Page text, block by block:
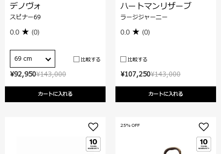
¥143,000
¥92,950
カートに入れる
デノヴォ
スピナー69
0.0 (0)
69 cm 比較する
¥143,000
¥107,250
カートに入れる
ハートマンリザーブ
ラージジャーニー
0.0 (0)
比較する
25% OFF